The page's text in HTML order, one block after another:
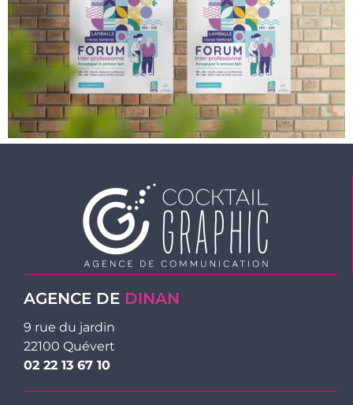
AGENCE DE DINAN
9 rue du jardin
22100 Quévert
02 22 13 67 10